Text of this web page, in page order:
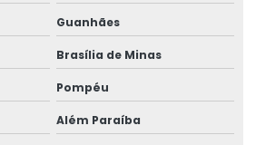
Guanhães
Brasília de Minas
Pompéu
Além Paraíba